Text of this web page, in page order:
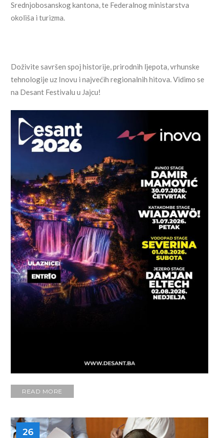
Srednjobosanskog kantona, te Federalnog ministarstva
okoliša i turizma.
Doživite savršen spoj historije, prirodnih ljepota, vrhunske
tehnologije uz Inovu i najvećih regionalnih hitova. Vidimo se
na Desant Festivalu u Jajcu!
READ MORE
26